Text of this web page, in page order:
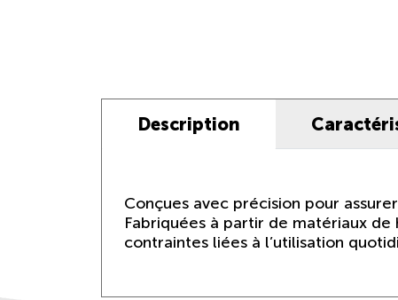
Description
Conçues avec précision pour
Fabriquées à partir de matériaux
contraintes liées à l’utilisation